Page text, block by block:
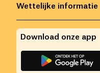
Wettelijke informatie
Download onze app